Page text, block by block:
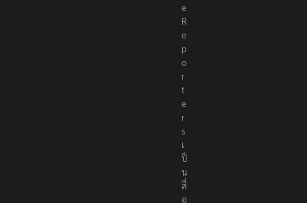
e
R
e
p
o
r
t
e
r
s
เ
ป็
น
สื่
อ